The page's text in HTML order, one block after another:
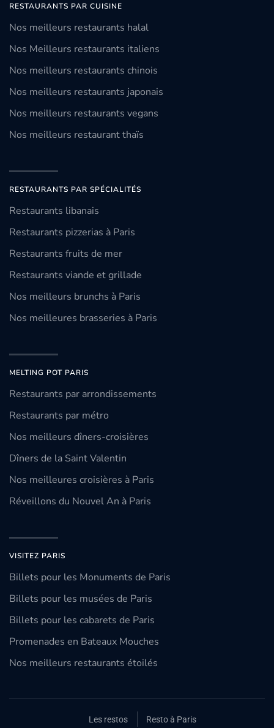
RESTAURANTS PAR CUISINE
Nos meilleurs restaurants halal
Nos Meilleurs restaurants italiens
Nos meilleurs restaurants chinois
Nos meilleurs restaurants japonais
Nos meilleurs restaurants vegans
Nos meilleurs restaurant thaïs
RESTAURANTS PAR SPÉCIALITÉS
Restaurants libanais
Restaurants pizzerias à Paris
Restaurants fruits de mer
Restaurants viande et grillade
Nos meilleurs brunchs à Paris
Nos meilleures brasseries à Paris
MELTING POT PARIS
Restaurants par arrondissements
Restaurants par métro
Nos meilleurs dîners-croisières
Dîners de la Saint Valentin
Nos meilleures croisières à Paris
Réveillons du Nouvel An à Paris
VISITEZ PARIS
Billets pour les Monuments de Paris
Billets pour les musées de Paris
Billets pour les cabarets de Paris
Promenades en Bateaux Mouches
Nos meilleurs restaurants étoilés
Les restos Resto à Paris